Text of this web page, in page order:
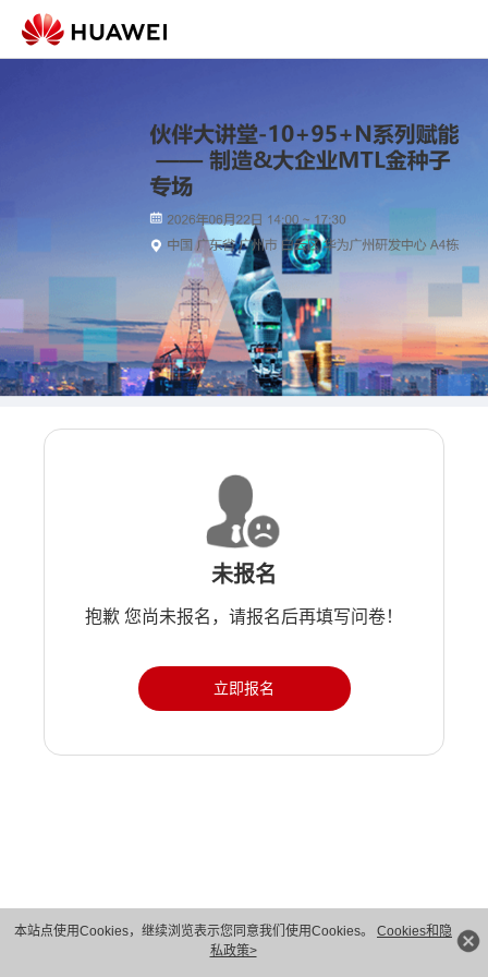
本站点使用Cookies，继续浏览表示您同意我们使用Cookies。 Cookies和隐
私政策>
未报名
抱歉 您尚未报名，请报名后再填写问卷！
立即报名
版权所有 © 华为技术有限公司 1998-2026。 保留一切权利。粤A2-20044005号
隐私保护
法律声明